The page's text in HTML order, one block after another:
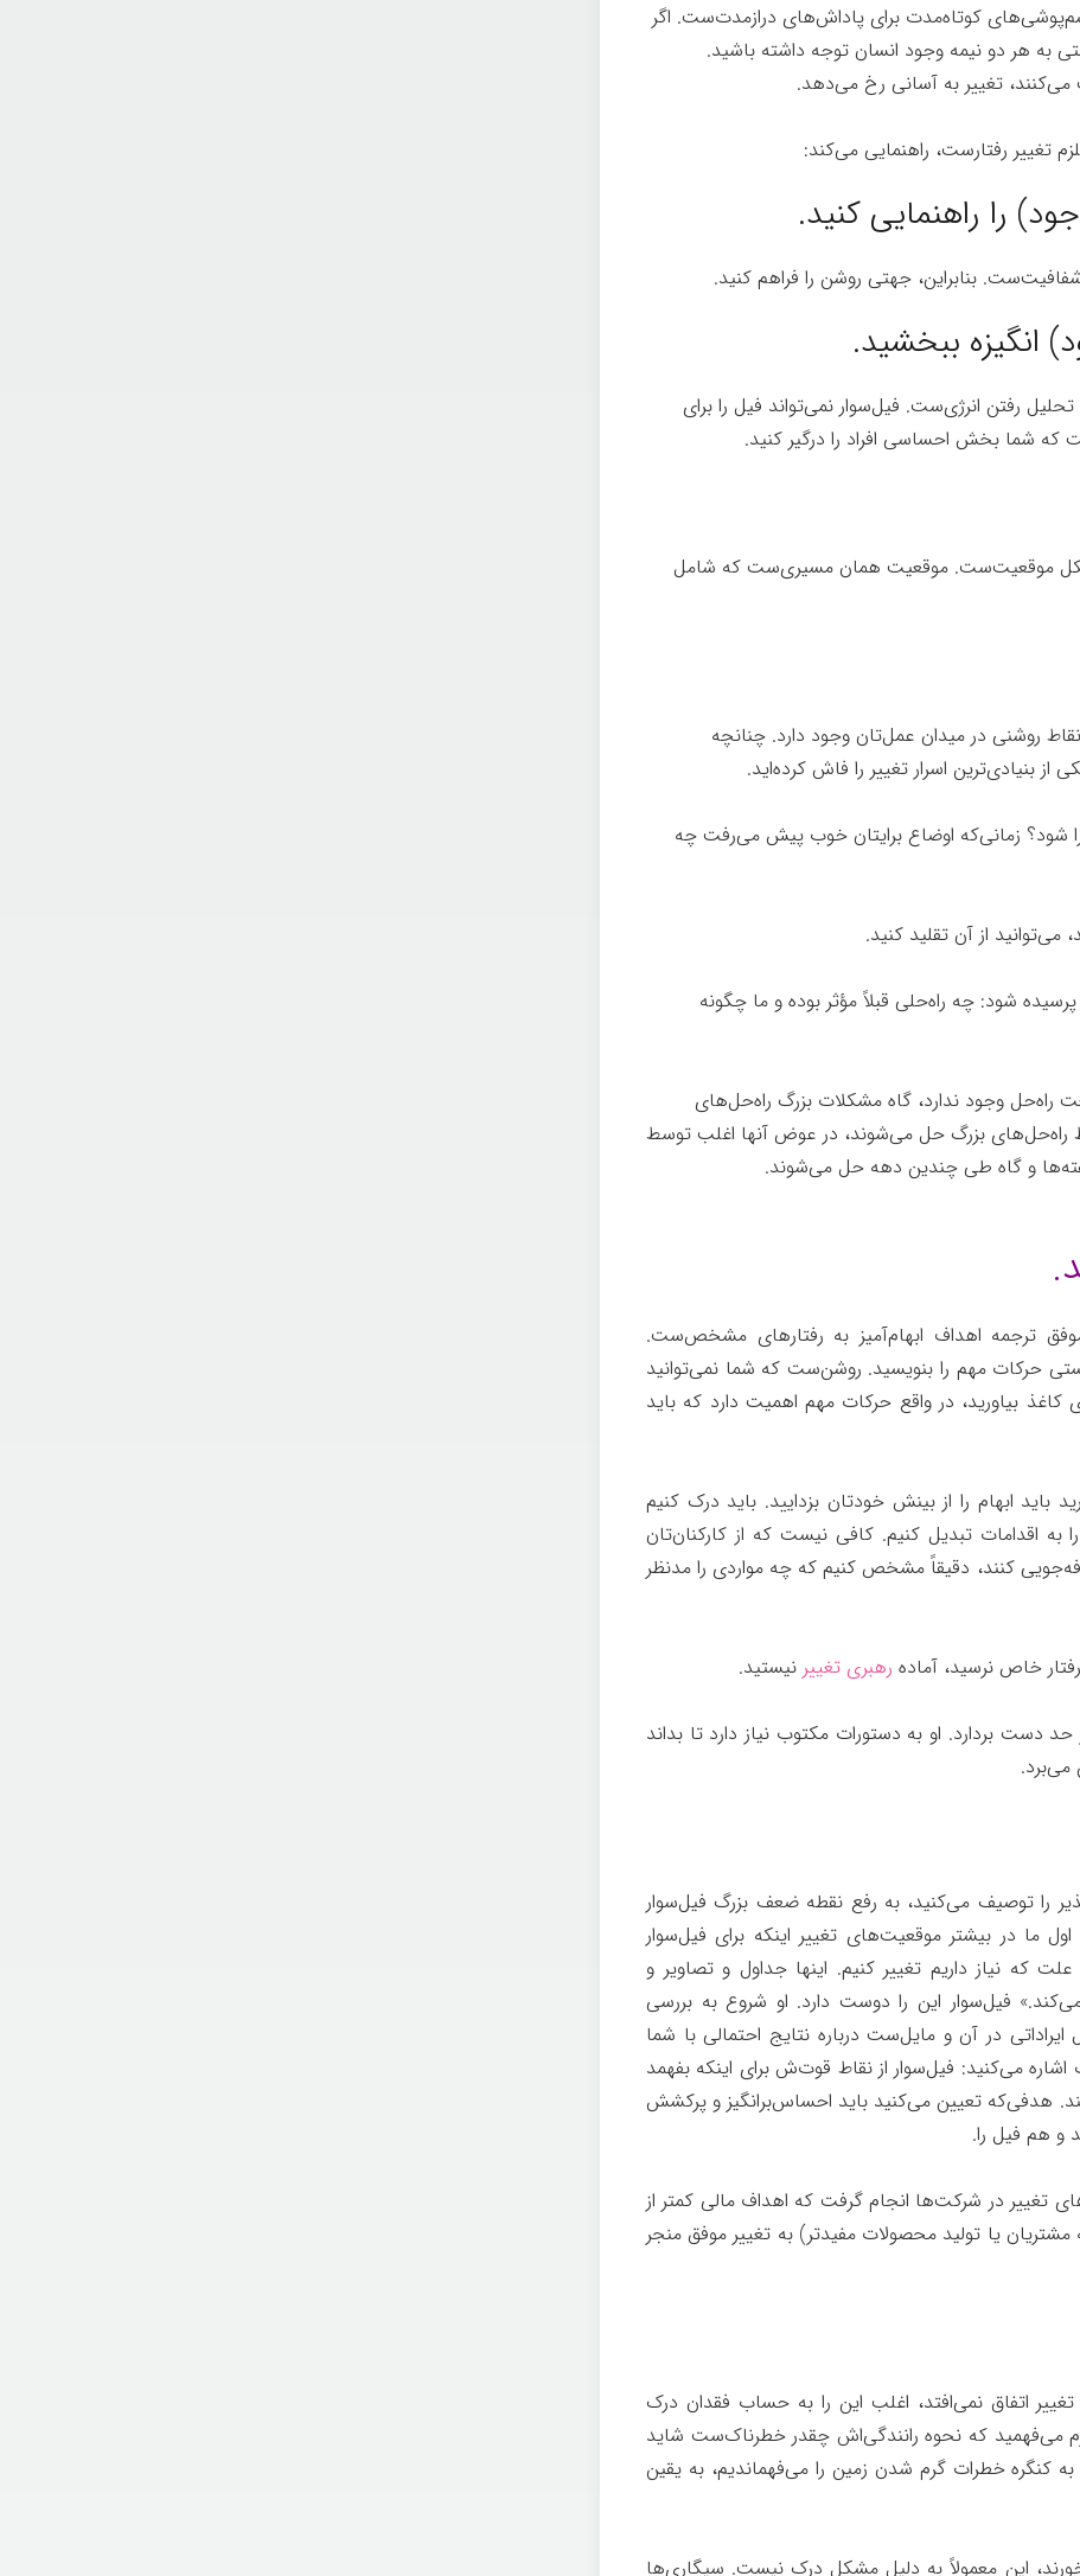
کوتاه‌مدت برای پاداش‌های درازمدت‌ست. اگر
به هر دو نیمه وجود انسان توجه داشته باشید.
تغییر به آسانی رخ می‌دهد.
تغییر رفتارست، راهنمایی می‌کند:
را راهنمایی کنید.
بنابراین، جهتی روشن را فراهم کنید.
انگیزه ببخشید.
رفتن انرژی‌ست. فیل‌سوار نمی‌تواند فیل را برای
که شما بخش احساسی افراد را درگیر کنید.
موقعیت‌ست. موقعیت همان مسیری‌ست که شامل
روشنی در میدان عمل‌تان وجود دارد. چنانچه
از بنیادی‌ترین اسرار تغییر را فاش کرده‌اید.
شود؟ زمانی‌که اوضاع برایتان خوب پیش می‌رفت چه
از آن تقلید کنید.
شود: چه راه‌حلی قبلاً مؤثر بوده و ما چگونه
وجود ندارد، گاه مشکلات بزرگ راه‌حل‌های
راه‌حل‌های بزرگ حل می‌شوند، در عوض آنها اغلب توسط
و گاه طی چندین دهه حل می‌شوند.
ترجمه اهداف ابهام‌آمیز به رفتارهای مشخص‌ست.
حرکات مهم را بنویسید. روشن‌ست که شما نمی‌توانید
بیاورید، در واقع حرکات مهم اهمیت دارد که باید
باید ابهام را از بینش خودتان بزدایید. باید درک کنیم
به اقدامات تبدیل کنیم. کافی نیست که از کارکنان‌تان
کنند، دقیقاً مشخص کنیم که چه مواردی را مدنظر
خاص نرسید، آماده رهبری تغییر نیستید.
حد دست بردارد. او به دستورات مکتوب نیاز دارد تا بداند
می‌برد.
را توصیف می‌کنید، به رفع نقطه ضعف بزرگ فیل‌سوار
در بیشتر موقعیت‌های تغییر اینکه برای فیل‌سوار
که نیاز داریم تغییر کنیم. اینها جداول و تصاویر و
فیل‌سوار این را دوست دارد. او شروع به بررسی
در آن و مایل‌ست درباره نتایج احتمالی با شما
می‌کنید: فیل‌سوار از نقاط قوت‌ش برای اینکه بفهمد
هدفی‌که تعیین می‌کنید باید احساس‌برانگیز و پرکشش
و هم فیل را.
تلاش‌های تغییر در شرکت‌ها انجام گرفت که اهداف مالی کمتر از
یا تولید محصولات مفیدتر) به تغییر موفق منجر
اتفاق نمی‌افتد، اغلب این را به حساب فقدان درک
می‌فهمید که نحوه رانندگی‌اش چقدر خطرناک‌ست شاید
کنگره خطرات گرم شدن زمین را می‌فهماندیم، به یقین
این معمولاً به دلیل مشکل درک نیست. سیگاری‌ها